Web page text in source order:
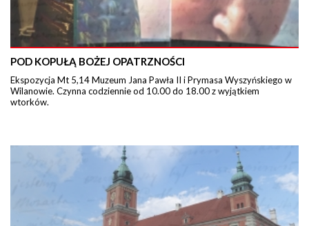
POD KOPUŁĄ BOŻEJ OPATRZNOŚCI
Ekspozycja Mt 5,14 Muzeum Jana Pawła II i Prymasa Wyszyńskiego w
Wilanowie. Czynna codziennie od 10.00 do 18.00 z wyjątkiem
wtorków.